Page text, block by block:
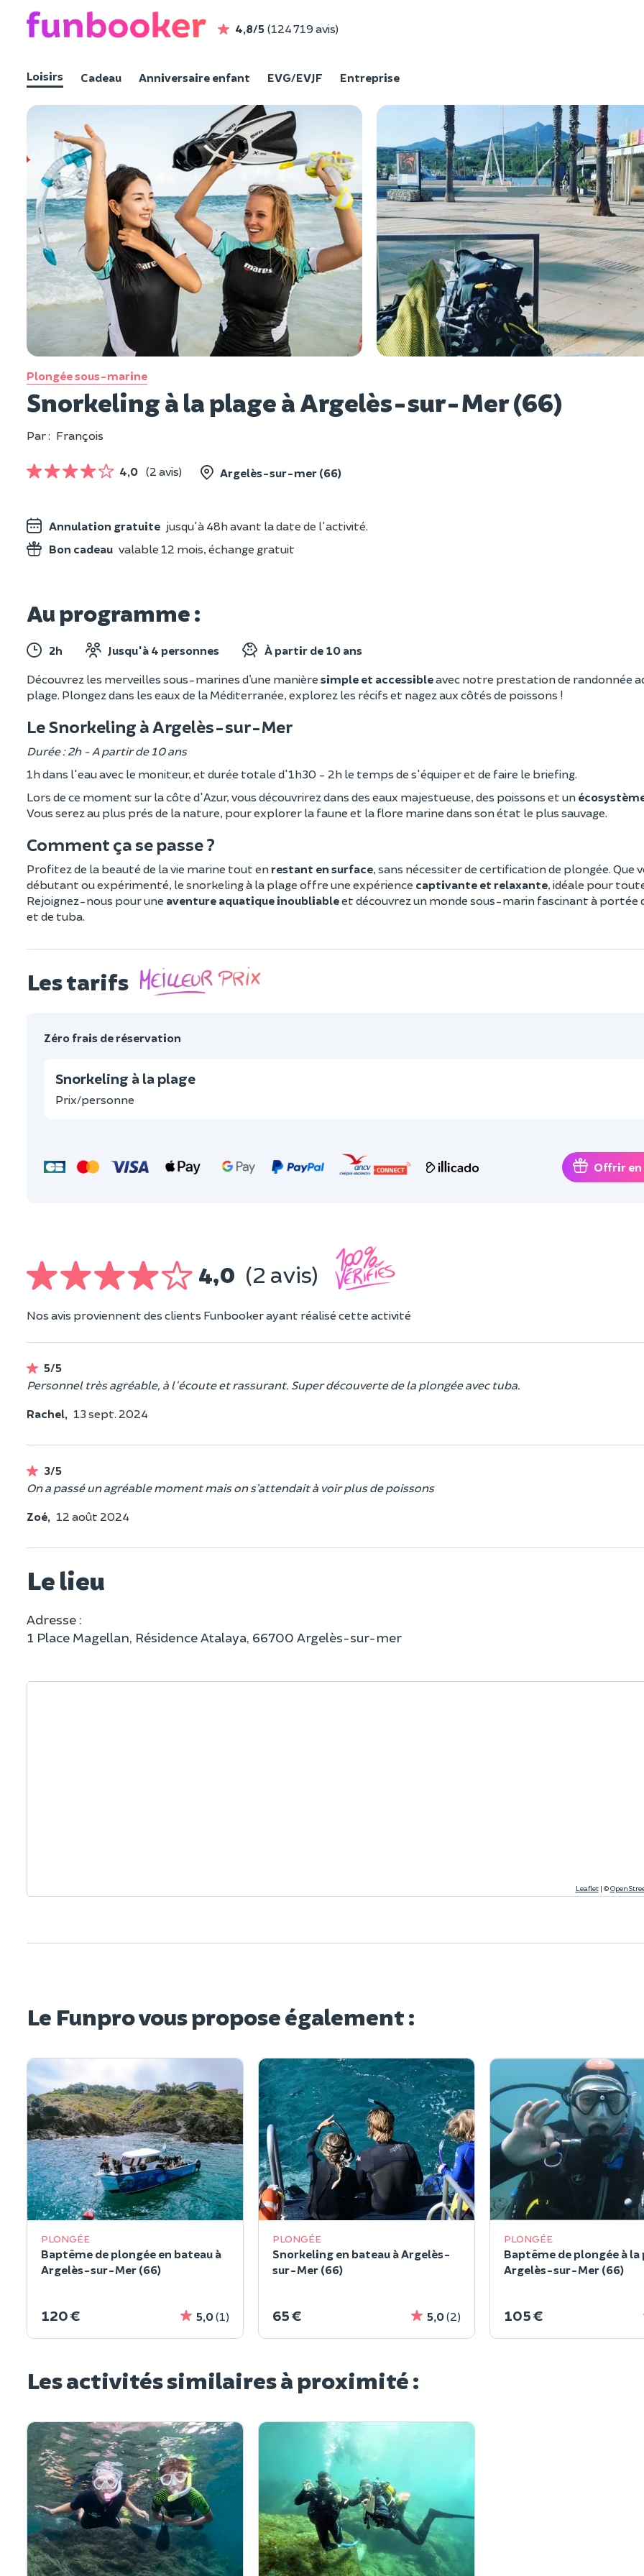
4,8/5 (124 719 avis)
Loisirs Cadeau Anniversaire enfant EVG/EVJF Entreprise
Voir
Plongée sous-marine
Snorkeling à la plage à Argelès-sur-Mer (66)
Par : François
4,0 (2 avis) Argelès-sur-mer (66)
Annulation gratuite jusqu'à 48h avant la date de l'activité.
Bon cadeau valable 12 mois, échange gratuit
Au programme :
2h Jusqu'à 4 personnes À partir de 10 ans
Découvrez les merveilles sous-marines d’une manière simple et accessibleavec notre prestation de randonnée
plage. Plongez dans les eaux de la Méditerranée, explorez les récifs et nagez aux côtés de poissons !
Le Snorkeling à Argelès-sur-Mer
Durée : 2h - A partir de 10 ans
1h dans l'eau avec le moniteur, et durée totale d'1h30 - 2h le temps de s'équiper et de faire le briefing.
Lors de ce moment sur la côte d'Azur, vous découvrirez dans des eaux majestueuse, des poissons et un
Vous serez au plus prés de la nature, pour explorer la faune et la flore marine dans son état le plus sauvage.
Comment ça se passe ?
Profitez de la beauté de la vie marine tout enrestant en surface, sans nécessiter de certification de plongée. Que
débutant ou expérimenté, le snorkeling à la plage offre une expérience captivante et relaxante, idéale pour
Rejoignez-nous pour une aventure aquatique inoubliableet découvrez un monde sous-marin fascinant à portée
et de tuba.
Les tarifs
Zéro frais de réservation
Snorkeling à la plage
Prix/personne
Offrir en
4,0 (2 avis)
Nos avis proviennent des clients Funbooker ayant réalisé cette activité
5/5
Personnel très agréable, à l'écoute et rassurant. Super découverte de la plongée avec tuba.
Rachel, 13 sept. 2024
3/5
On a passé un agréable moment mais on s’attendait à voir plus de poissons
Zoé, 12 août 2024
Le lieu
Adresse :
1 Place Magellan, Résidence Atalaya, 66700 Argelès-sur-mer
Leaflet | ©
Le Funpro vous propose également :
PLONGÉE
Baptême de plongée en bateau à
Argelès-sur-Mer (66)
120 € 5,0(1)
PLONGÉE
Snorkeling en bateau à Argelès-
sur-Mer (66)
65 € 5,0(2)
PLONGÉE
Baptême de plongée à la
Argelès-sur-Mer (66)
105 €
Les activités similaires à proximité :